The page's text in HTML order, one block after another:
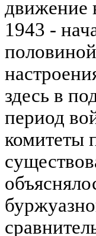
движение
1943 -
здесь в
период
комитеты